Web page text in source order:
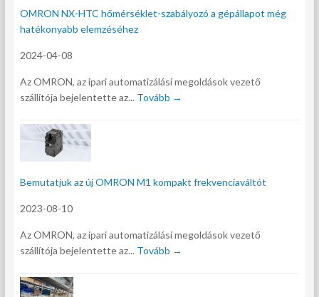
OMRON NX-HTC hőmérséklet-szabályozó a gépállapot még
hatékonyabb elemzéséhez
2024-04-08
Az OMRON, az ipari automatizálási megoldások vezető
szállítója bejelentette az... Tovább →
Bemutatjuk az új OMRON M1 kompakt frekvenciaváltót
2023-08-10
Az OMRON, az ipari automatizálási megoldások vezető
szállítója bejelentette az... Tovább →